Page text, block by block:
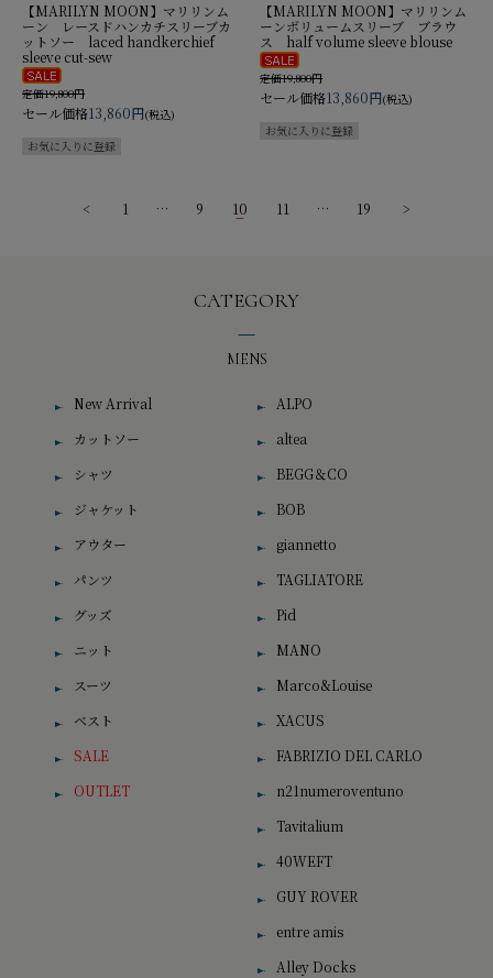
【MARILYN MOON】マリリンム
ーン レースドハンカチスリーブカ
ットソー laced handkerchief
sleeve cut-sew
定価19,800円
セール価格13,860円(税込)
【MARILYN MOON】マリリンム
ーンボリュームスリーブ ブラウ
ス half volume sleeve blouse
定価19,800円
セール価格13,860円(税込)
< 1 … 9 10 11 … 19 >
CATEGORY
MENS
New Arrival
カットソー
シャツ
ジャケット
アウター
パンツ
グッズ
ニット
スーツ
ベスト
SALE
OUTLET
ALPO
altea
BEGG＆CO
BOB
giannetto
TAGLIATORE
Pid
MANO
Marco&Louise
XACUS
FABRIZIO DEL CARLO
n21numeroventuno
Tavitalium
40WEFT
GUY ROVER
entre amis
Alley Docks